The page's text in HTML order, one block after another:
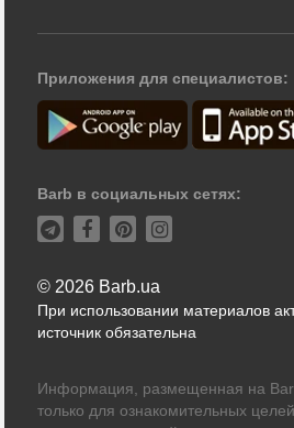
Приложения для специалистов:
Barb в социальных сетях:
© 2026 Barb.ua
При использовании материалов
источник обязательна
Информация, размещенная на
только для ознакомительных